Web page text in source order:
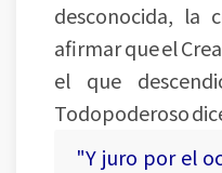
desconocida, la
afirmar que el
el que
Todopoderoso
"Y juro por el